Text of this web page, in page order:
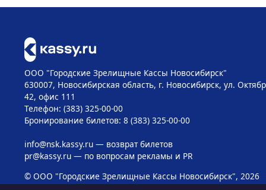
ООО "Городские Зрелищные Кассы Новосибирск"
630007, Новосибирская область, г. Новосибирск, ул.
42, офис 111
Телефон: (383) 325-00-00
Бронирование билетов: 8 (383) 325-00-00
info@nsk.kassy.ru— возврат билетов
pr@kassy.ru— по вопросам рекламы и PR
© ООО "Городские Зрелищные Кассы Новосибирск", 2026